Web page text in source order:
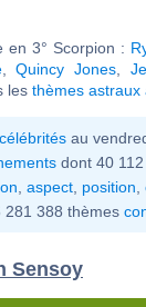
en 3° Scorpion :
,Quincy Jones
les thèmes astraux
au
dont 40 112
aspect position
281 388 thèmes
Sensoy